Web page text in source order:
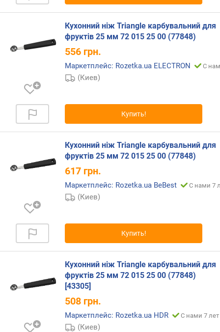
Кухонний ніж Triangle карбувальний для
фруктів 25 мм 72 015 25 00 (77848)
556 грн.
Маркетплейс: Rozetka.ua ELECTRON С
(Киев)
Купить!
Кухонний ніж Triangle карбувальний для
фруктів 25 мм 72 015 25 00 (77848)
617 грн.
Маркетплейс: Rozetka.ua BeBest С нами 7
(Киев)
Купить!
Кухонний ніж Triangle карбувальний для
фруктів 25 мм 72 015 25 00 (77848)
[43305]
508 грн.
Маркетплейс: Rozetka.ua HDR С нами 7 лет
(Киев)